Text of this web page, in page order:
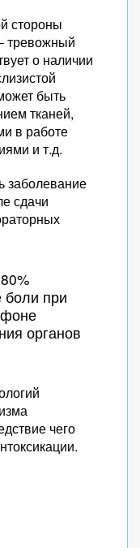
стороны
тревожный
о наличии
быть
тканей,
в работе
и т.д.
заболевание
сдачи
боли при
фоне
органов
чего